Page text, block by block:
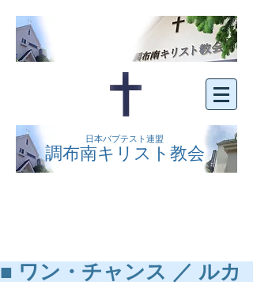
日本バプテスト連盟
調布南キリスト教会
■ ワン・チャンス ／ ルカ